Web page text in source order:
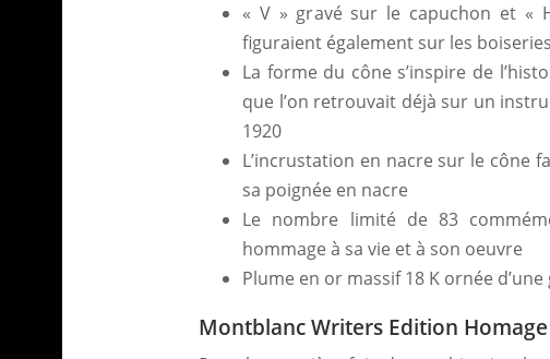
« V » gravé sur le capuchon et «
figuraient également sur les
La forme du cône s’inspire de
que l’on retrouvait déjà sur un
1920
L’incrustation en nacre sur le cône
sa poignée en nacre
Le nombre limité de 83
hommage à sa vie et à son oeuvre
Plume en or massif 18 K ornée
Montblanc Writers Edition